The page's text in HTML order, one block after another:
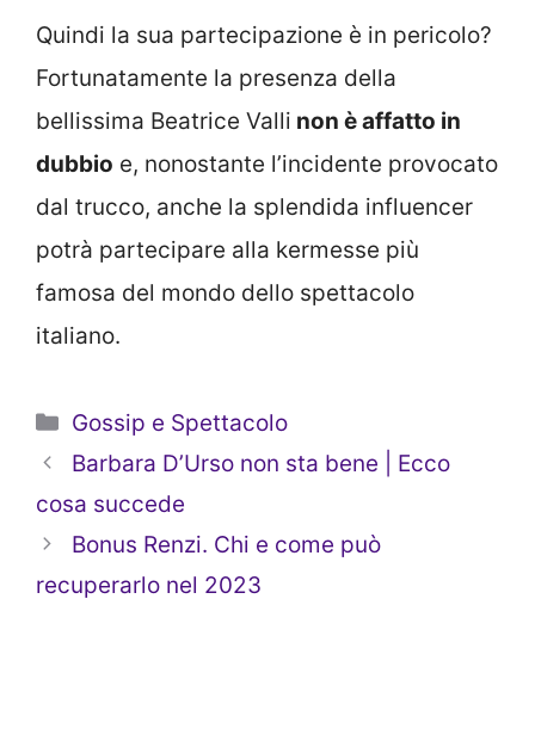
Quindi la sua partecipazione è in pericolo?
Fortunatamente la presenza della
bellissima Beatrice Valli non è affatto in
dubbio e, nonostante l’incidente provocato
dal trucco, anche la splendida influencer
potrà partecipare alla kermesse più
famosa del mondo dello spettacolo
italiano.
Categorie
Gossip e Spettacolo
Barbara D’Urso non sta bene | Ecco
cosa succede
Bonus Renzi. Chi e come può
recuperarlo nel 2023